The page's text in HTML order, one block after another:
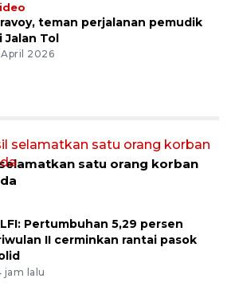
teman perjalanan pemudik
Jalan Tol
2026
satu orang korban
Pertumbuhan 5,29 persen
II cerminkan rantai pasok
jam lalu